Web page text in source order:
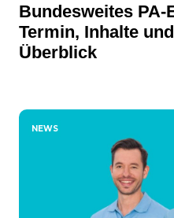
Bundesweites PA-
Termin, Inhalte
Überblick
NEWS